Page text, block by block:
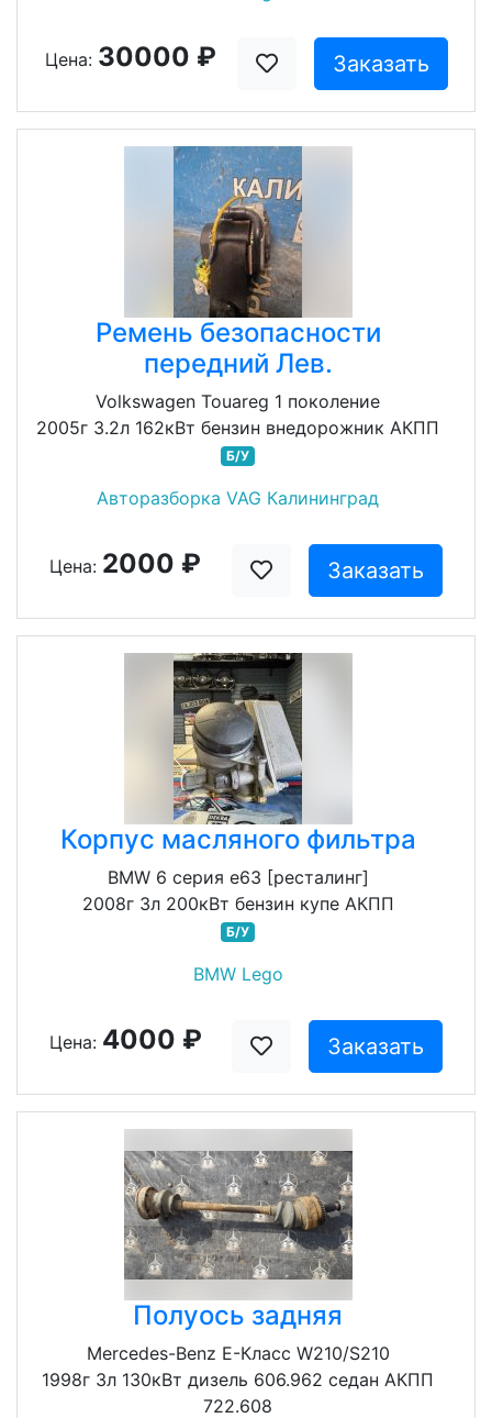
Цена: 30000 ₽ Заказать
Ремень безопасности
передний Лев.
Volkswagen Touareg 1 поколение
2005г 3.2л 162кВт бензин внедорожник АКПП
Б/У
Авторазборка VAG Калининград
Цена: 2000 ₽ Заказать
Корпус масляного фильтра
BMW 6 серия e63 [ресталинг]
2008г 3л 200кВт бензин купе АКПП
Б/У
BMW Lego
Цена: 4000 ₽ Заказать
Полуось задняя
Mercedes-Benz E-Класс W210/S210
1998г 3л 130кВт дизель 606.962 седан АКПП
722.608